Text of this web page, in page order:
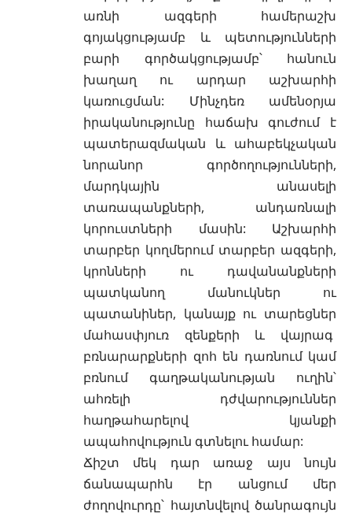
առնի ազգերի համերաշխ
գոյակցությամբ և պետությունների
բարի գործակցությամբ՝ հանուն
խաղաղ ու արդար աշխարհի
կառուցման: Մինչդեռ ամենօրյա
իրականությունը հաճախ գուժում է
պատերազմական և ահաբեկչական
նորանոր գործողությունների,
մարդկային անասելի
տառապանքների, անդառնալի
կորուստների մասին: Աշխարհի
տարբեր կողմերում տարբեր ազգերի,
կրոնների ու դավանանքների
պատկանող մանուկներ ու
պատանիներ, կանայք ու տարեցներ
մահասփյուռ զենքերի և վայրագ
բռնարարքների զոհ են դառնում կամ
բռնում գաղթականության ուղին՝
ահռելի դժվարություններ
հաղթահարելով կյանքի
ապահովություն գտնելու համար:
Ճիշտ մեկ դար առաջ այս նույն
ճանապարհն էր անցում մեր
ժողովուրդը՝ հայտնվելով ծանրագույն